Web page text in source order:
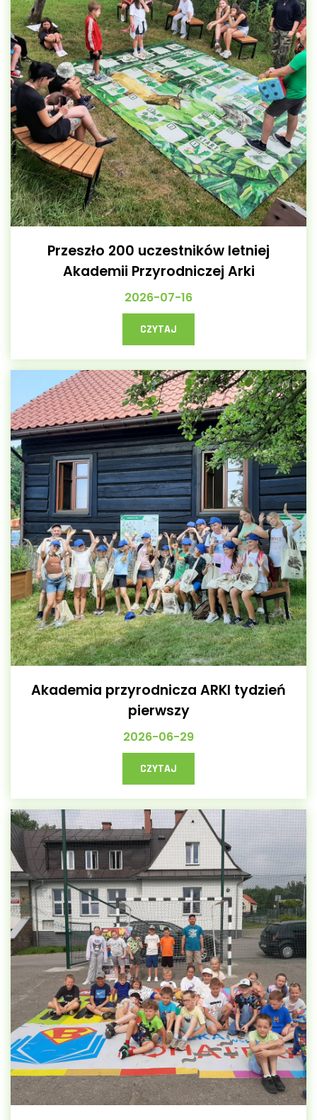
Przeszło 200 uczestników letniej
Akademii Przyrodniczej Arki
2026-07-16
CZYTAJ
Akademia przyrodnicza ARKI tydzień
pierwszy
2026-06-29
CZYTAJ